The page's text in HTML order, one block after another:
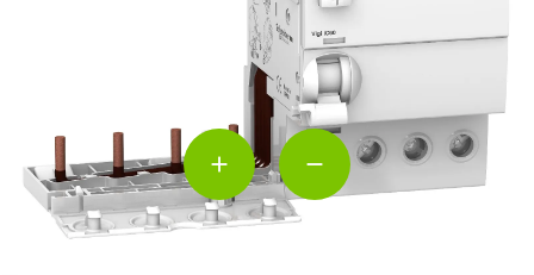
add remove